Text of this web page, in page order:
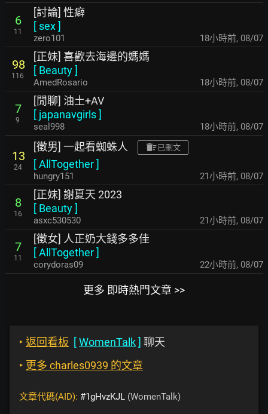
6
11
[討論] 性癖
[ sex]
zero101 18小時前, 08/07
98
116
[正妹] 喜歡去海邊的媽媽
[ Beauty]
AmedRosario 18小時前, 08/07
7
9
[閒聊] 油土+AV
[ japanavgirls]
seal998 18小時前, 08/07
13
24
[徵男] 一起看蜘蛛人 已刪文
[AllTogether]
hungry151 21小時前, 08/07
8
16
[正妹] 謝夏天 2023
[ Beauty]
asxc530530 21小時前, 08/07
7
11
[徵女] 人正奶大錢多多佳
[AllTogether]
corydoras09 22小時前, 08/07
更多 即時熱門文章 >>
‣ 返回看板 [WomenTalk] 聊天
‣ 更多 charles0939 的文章
文章代碼(AID): #1gHvzKJL (WomenTalk)